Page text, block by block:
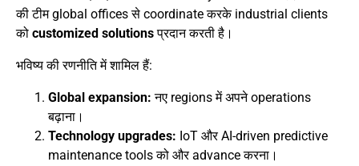
की टीम global offices से coordinate करके industrial clients
को customized solutionsप्रदान करती है।
भविष्य की रणनीति में शामिल हैं:
Global expansion: नए regions में अपने operations
बढ़ाना।
Technology upgrades: IoT और AI-driven predictive
maintenance tools को और advance करना।